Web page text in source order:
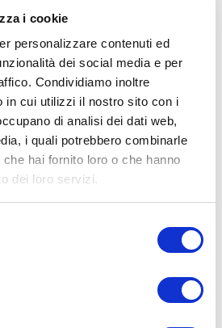
i cookie
personalizzare contenuti ed
dei social media e per
Condividiamo inoltre
in cui utilizzi il nostro sito con i
di analisi dei dati web,
i quali potrebbero combinarle
hai fornito loro o che hanno
dei loro servizi.